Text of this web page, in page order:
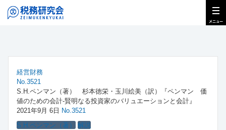
経営財務
No.3521
S.H.ペンマン（著） 杉本徳栄・玉川絵美（訳）『ペンマン 価
値のための会計‐賢明なる投資家のバリュエーションと会計』
2021年9月 6日 No.3521
S.H.ペンマン（著）
解説